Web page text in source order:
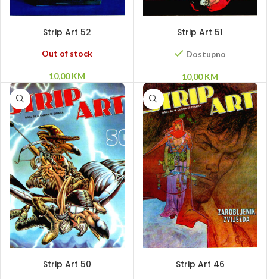
Strip Art 52
Out of stock
10,00KM
Strip Art 51
Dostupno
10,00KM
Strip Art 50 Strip Art 46